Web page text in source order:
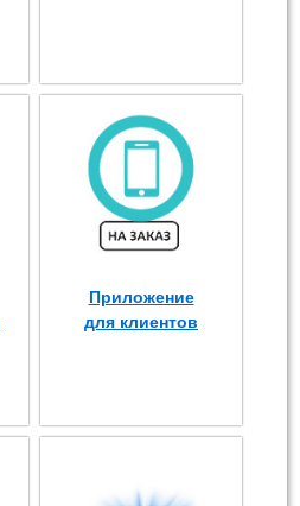
Приложение
для клиентов